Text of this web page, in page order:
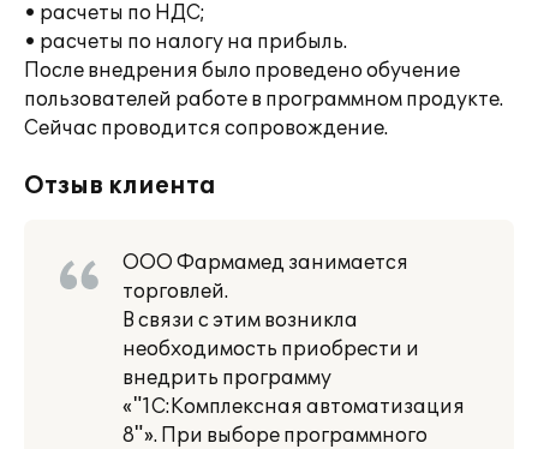
• расчеты по НДС;
• расчеты по налогу на прибыль.
После внедрения было проведено обучение
пользователей работе в программном продукте.
Сейчас проводится сопровождение.
Отзыв клиента
ООО Фармамед занимается
торговлей.
В связи с этим возникла
необходимость приобрести и
внедрить программу
«"1С:Комплексная автоматизация
8"». При выборе программного